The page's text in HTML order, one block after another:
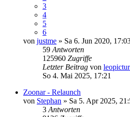
3
4
5
6
von justme » Sa 6. Jun 2020,
59 Antworten
125960 Zugriffe
Letzter Beitrag von
So 4. Mai 2025, 17:21
Zoonar - Relaunch
von Stephan » Sa 5. Apr 2025,
3 Antworten